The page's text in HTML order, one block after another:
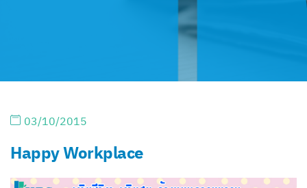
03/10/2015
Happy Workplace